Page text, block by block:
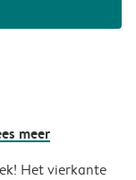
meer
Het vierkante